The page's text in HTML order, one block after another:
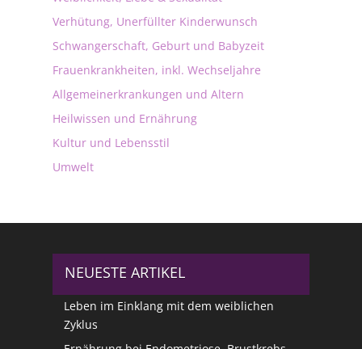
Verhütung, Unerfüllter Kinderwunsch
Schwangerschaft, Geburt und Babyzeit
Frauenkrankheiten, inkl. Wechseljahre
Allgemeinerkrankungen und Altern
Heilwissen und Ernährung
Kultur und Lebensstil
Umwelt
NEUESTE ARTIKEL
Leben im Einklang mit dem weiblichen
Zyklus